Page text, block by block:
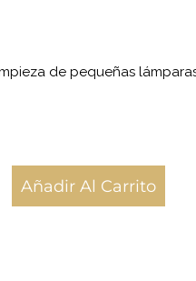
de pequeñas
Añadir Al Carrito